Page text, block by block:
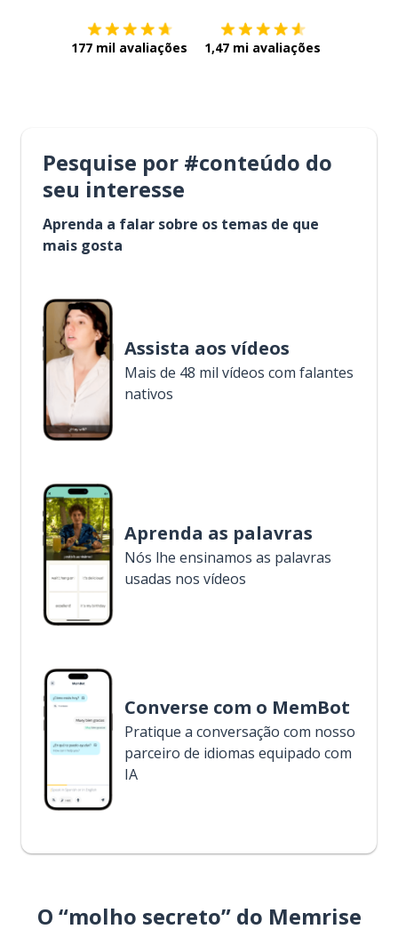
177 mil avaliações 1,47 mi avaliações
Pesquise por #conteúdo do
seu interesse
Aprenda a falar sobre os temas de que
mais gosta
Assista aos vídeos
Mais de 48 mil vídeos com falantes
nativos
Aprenda as palavras
Nós lhe ensinamos as palavras
usadas nos vídeos
Converse com o MemBot
Pratique a conversação com nosso
parceiro de idiomas equipado com
IA
O “molho secreto” do Memrise